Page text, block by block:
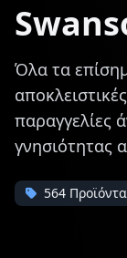
Όλα τα
παραγγελίες
γνησιότητας
564 Προϊόντα